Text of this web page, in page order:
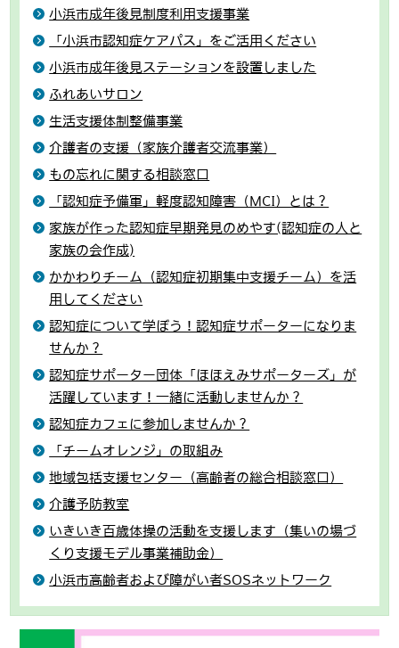
小浜市成年後見制度利用支援事業
「小浜市認知症ケアパス」をご活用ください
小浜市成年後見ステーションを設置しました
ふれあいサロン
生活支援体制整備事業
介護者の支援（家族介護者交流事業）
もの忘れに関する相談窓口
「認知症予備軍」軽度認知障害（MCI）とは？
家族が作った認知症早期発見のめやす(認知症の人と
家族の会作成)
かかわりチーム（認知症初期集中支援チーム）を活
用してください
認知症について学ぼう！認知症サポーターになりま
せんか？
認知症サポーター団体「ほほえみサポーターズ」が
活躍しています！一緒に活動しませんか？
認知症カフェに参加しませんか？
「チームオレンジ」の取組み
地域包括支援センター（高齢者の総合相談窓口）
介護予防教室
いきいき百歳体操の活動を支援します（集いの場づ
くり支援モデル事業補助金）
小浜市高齢者および障がい者SOSネットワーク